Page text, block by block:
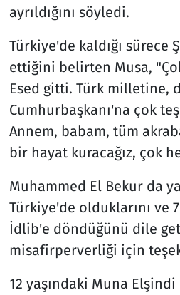
ayrıldığını söyledi.
Türkiye'de kaldığı sürece
ettiğini belirten Musa,
Esed gitti. Türk milletine,
Cumhurbaşkanı'na çok
Annem, babam, tüm
bir hayat kuracağız, çok
Muhammed El Bekur da
Türkiye'de olduklarını ve
İdlib'e döndüğünü dile
misafirperverliği için
12 yaşındaki Muna